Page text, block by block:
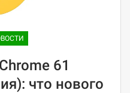
61
что нового